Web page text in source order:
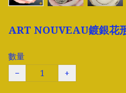
ART NOUVEAU鍍銀花
數量
−
+